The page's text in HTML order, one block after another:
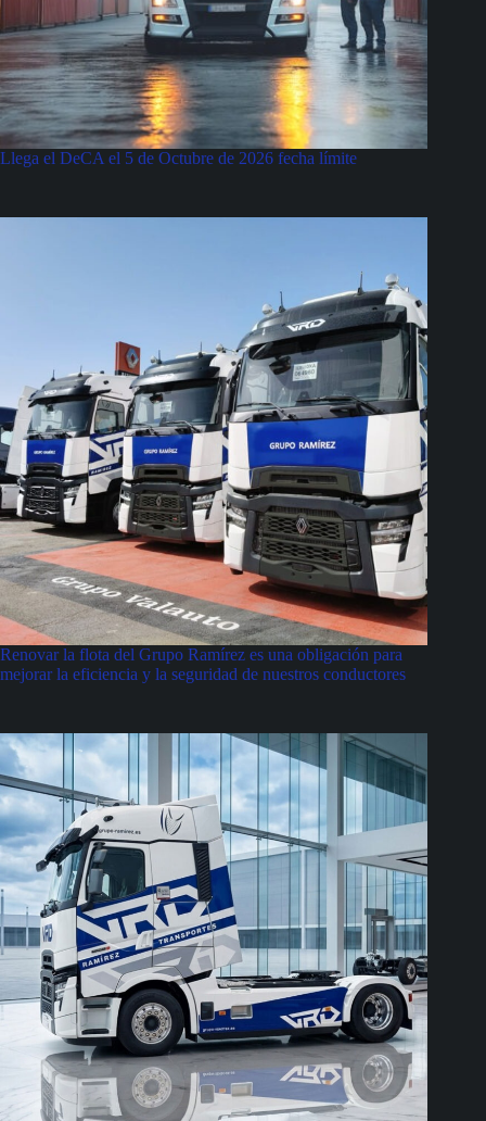
Llega el DeCA el 5 de Octubre de 2026 fecha límite
Renovar la flota del Grupo Ramírez es una obligación para
mejorar la eficiencia y la seguridad de nuestros conductores